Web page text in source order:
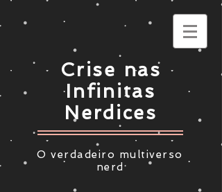
Crise nas
Infinitas
Nerdices
O verdadeiro multiverso
nerd